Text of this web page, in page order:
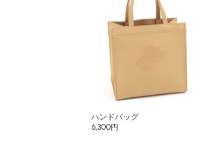
ハンドバッグ
6,300円